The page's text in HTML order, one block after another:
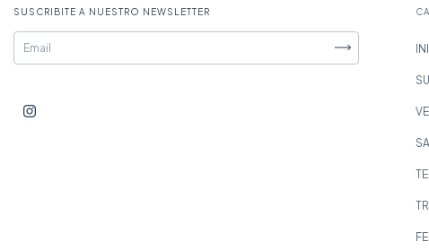
SUSCRIBITE A NUESTRO NEWSLETTER